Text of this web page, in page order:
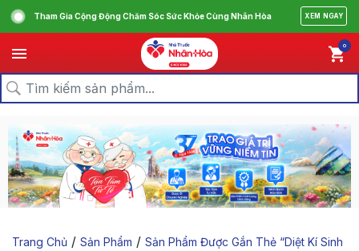
Tham Gia Cộng Động Chăm Sóc Sức Khỏe Cùng Nhân Hòa XEM NGAY
0
Trang Chủ / Sản Phẩm / Sản Phẩm Được Gắn Thẻ “diệt Kí Sinh